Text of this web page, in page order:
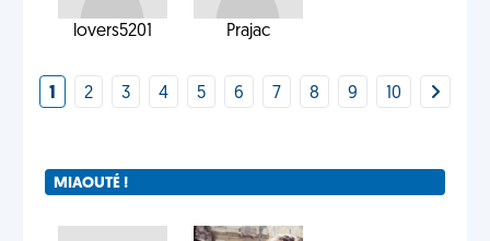
lovers5201 Prajac
1 2 3 4 5 6 7 8 9 10
MIAOUTÉ !